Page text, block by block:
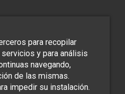
para recopilar
y para análisis
navegando,
de las mismas.
impedir su instalación.
17,30
Sábados:
Bajo cita
previa.
Domingos:
Cerrado